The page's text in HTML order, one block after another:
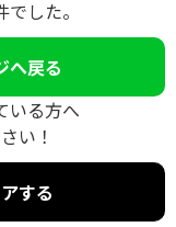
した。
へ戻る
いる方へ
い！
する